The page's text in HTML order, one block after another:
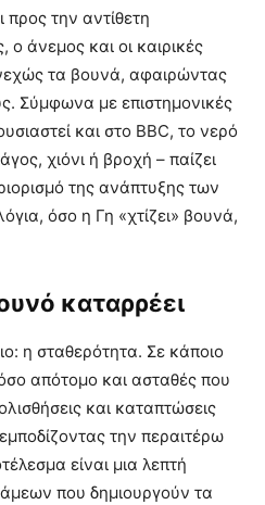
προς την αντίθετη
άνεμος και οι καιρικές
τα βουνά, αφαιρώντας
Σύμφωνα με επιστημονικές
και στο BBC, το νερό
χιόνι ή βροχή – παίζει
της ανάπτυξης των
όσο η Γη «χτίζει» βουνά,
καταρρέει
η σταθερότητα. Σε κάποιο
απότομο και ασταθές που
και καταπτώσεις
την περαιτέρω
είναι μια λεπτή
που δημιουργούν τα